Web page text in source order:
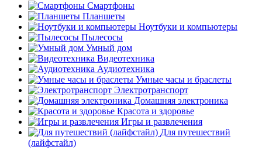
Смартфоны
Планшеты
Ноутбуки и компьютеры
Пылесосы
Умный дом
Видеотехника
Аудиотехника
Умные часы и браслеты
Электротранспорт
Домашняя электроника
Красота и здоровье
Игры и развлечения
Для путешествий
(лайфстайл)
раз в 2 недели